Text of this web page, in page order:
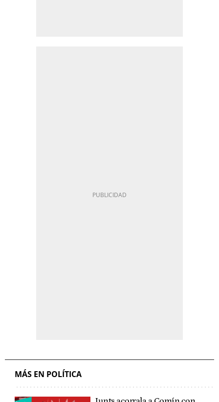
MÁS EN POLÍTICA